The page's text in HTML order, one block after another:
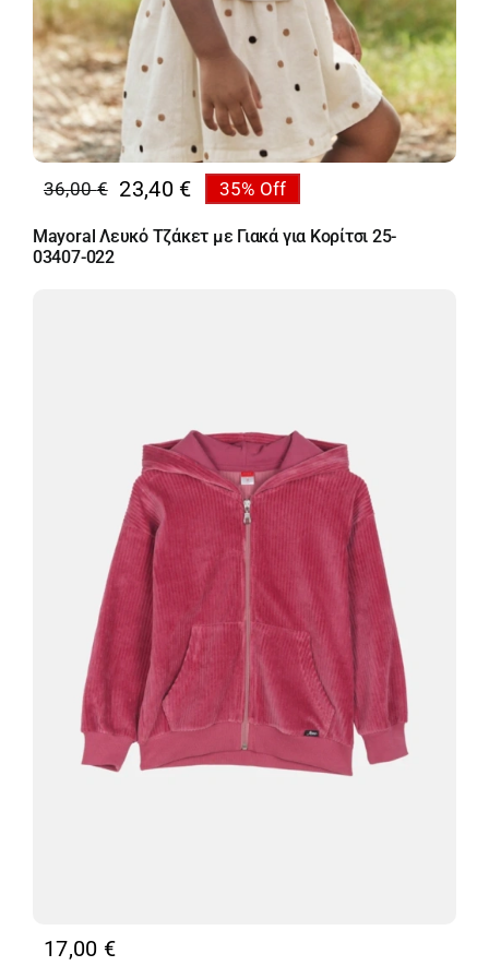
36,00€
Original
price
was:
23,40 €
Η
τρέχουσα
τιμή
35% Off
Mayoral Λευκό Τζάκετ με Γιακά για Κορίτσι 25-
03407-022
17,00 €